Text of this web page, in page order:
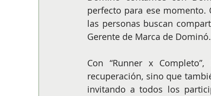
perfecto para ese momento.
las personas buscan
Gerente de Marca de Dominó.
Con “Runner x
recuperación, sino que
invitando a todos los